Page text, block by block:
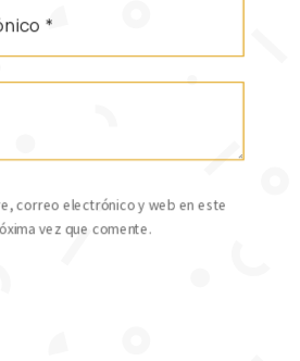
correo electrónico y web en este
vez que comente.